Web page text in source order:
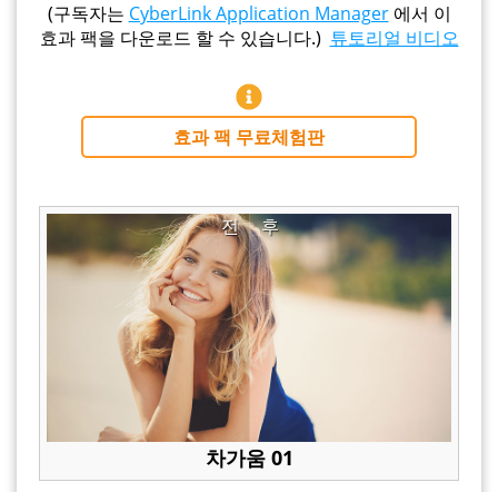
(구독자는 CyberLink Application Manager에서 이
효과 팩을 다운로드 할 수 있습니다.) 튜토리얼 비디오
효과 팩 무료체험판
후
전
차가움 01